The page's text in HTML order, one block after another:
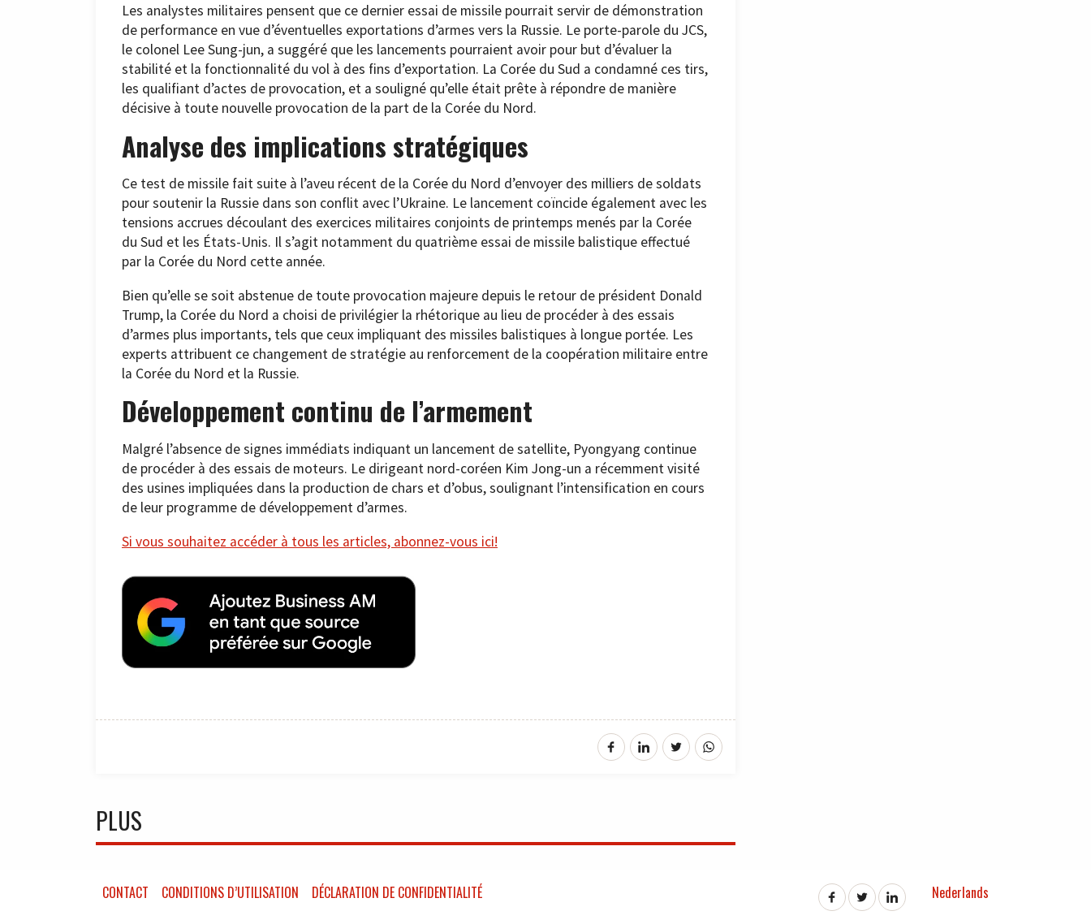
Les analystes militaires pensent que ce dernier essai de missile pourrait servir de démonstration
de performance en vue d’éventuelles exportations d’armes vers la Russie. Le porte-parole du JCS,
le colonel Lee Sung-jun, a suggéré que les lancements pourraient avoir pour but d’évaluer la
stabilité et la fonctionnalité du vol à des fins d’exportation. La Corée du Sud a condamné ces tirs,
les qualifiant d’actes de provocation, et a souligné qu’elle était prête à répondre de manière
décisive à toute nouvelle provocation de la part de la Corée du Nord.
Analyse des implications stratégiques
Ce test de missile fait suite à l’aveu récent de la Corée du Nord d’envoyer des milliers de soldats
pour soutenir la Russie dans son conflit avec l’Ukraine. Le lancement coïncide également avec les
tensions accrues découlant des exercices militaires conjoints de printemps menés par la Corée
du Sud et les États-Unis. Il s’agit notamment du quatrième essai de missile balistique effectué
par la Corée du Nord cette année.
Bien qu’elle se soit abstenue de toute provocation majeure depuis le retour de président Donald
Trump, la Corée du Nord a choisi de privilégier la rhétorique au lieu de procéder à des essais
d’armes plus importants, tels que ceux impliquant des missiles balistiques à longue portée. Les
experts attribuent ce changement de stratégie au renforcement de la coopération militaire entre
la Corée du Nord et la Russie.
Développement continu de l’armement
Malgré l’absence de signes immédiats indiquant un lancement de satellite, Pyongyang continue
de procéder à des essais de moteurs. Le dirigeant nord-coréen Kim Jong-un a récemment visité
des usines impliquées dans la production de chars et d’obus, soulignant l’intensification en cours
de leur programme de développement d’armes.
Si vous souhaitez accéder à tous les articles, abonnez-vous ici!
PLUS
CONTACT CONDITIONS D’UTILISATION DÉCLARATION DE CONFIDENTIALITÉ Nederlands